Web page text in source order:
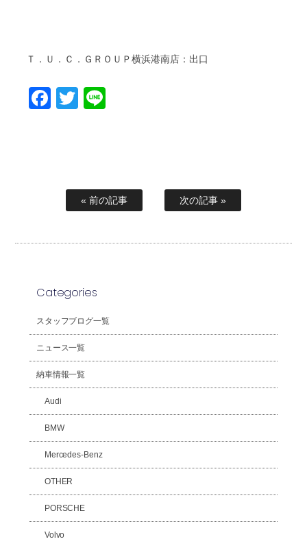
Ｔ．Ｕ．Ｃ．ＧＲＯＵＰ横浜港南店：出口
Facebook
Twitter
« 前の記事 次の記事 »
Categories
スタッフブログ一覧
ニュース一覧
納車情報一覧
Audi
BMW
Mercedes-Benz
OTHER
PORSCHE
Volvo